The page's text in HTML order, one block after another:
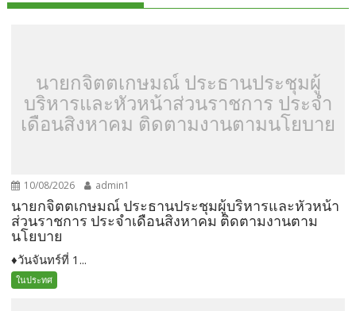
นายกจิตตเกษมณ์ ประธานประชุมผู้
บริหารและหัวหน้าส่วนราชการ ประจำ
เดือนสิงหาคม ติดตามงานตามนโยบาย
10/08/2026 admin1
นายกจิตตเกษมณ์ ประธานประชุมผู้บริหารและหัวหน้า
ส่วนราชการ ประจำเดือนสิงหาคม ติดตามงานตาม
นโยบาย
♦️วันจันทร์ที่ 1...
ในประทศ